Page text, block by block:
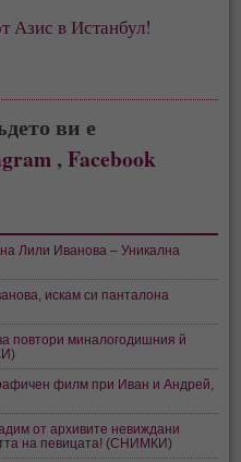
Азис в Истанбул!
ви е
,Facebook
Лили Иванова – Уникална
искам си панталона
повтори миналогодишния й
филм при Иван и Андрей,
от архивите невиждани
на певицата! (СНИМКИ)